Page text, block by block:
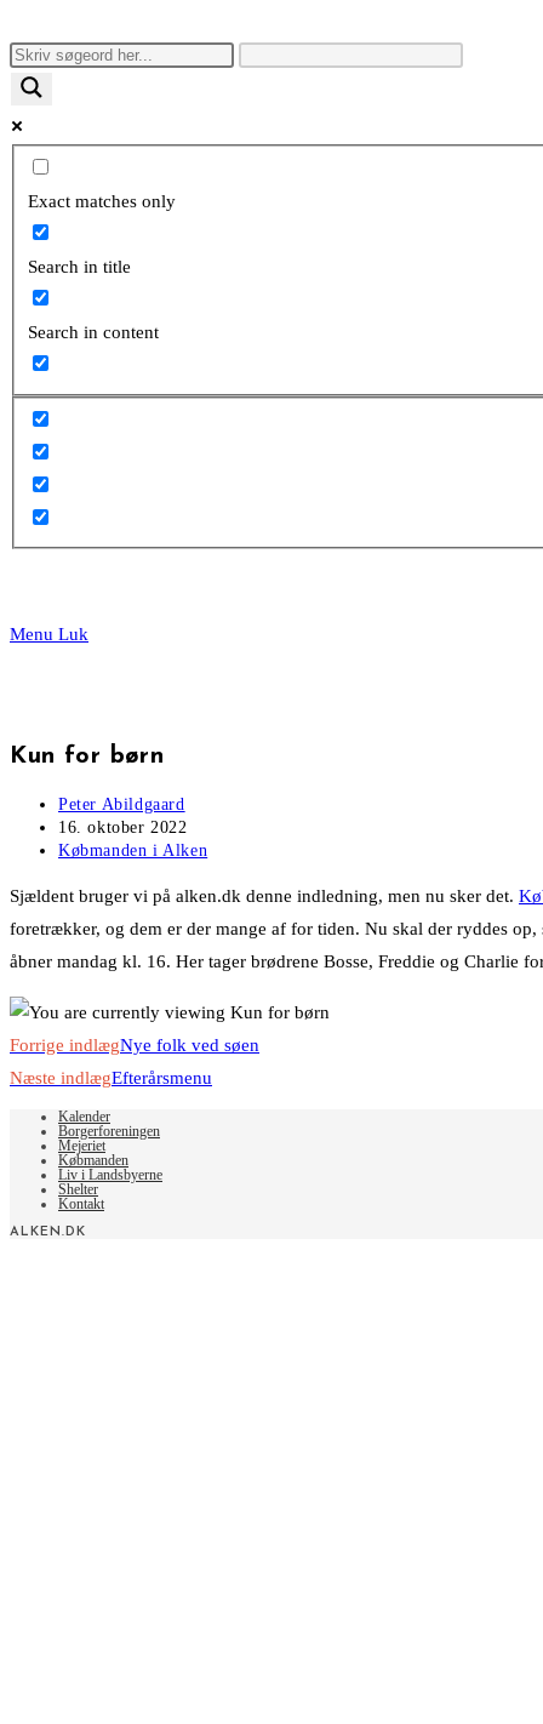
search
Exact matches only
Search in title
Search in content
Menu Luk
Kun for børn
Post
author:
Peter Abildgaard
Post
published:
16. oktober 2022
Post
Købmanden i Alken
Sjældent bruger vi på alken.dk denne indledning, men nu sker det.
foretrækker, og dem er der mange af for tiden. Nu skal der ryddes
åbner mandag kl. 16. Her tager brødrene Bosse, Freddie og Charlie
Read
more
articles
Forrige indlægNye folk ved søen
Næste indlægEfterårsmenu
Kalender
Borgerforeningen
Mejeriet
Købmanden
Liv i Landsbyerne
Shelter
Kontakt
ALKEN.DK